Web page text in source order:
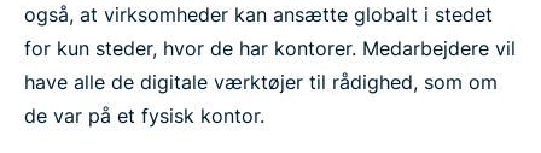
også, at virksomheder kan ansætte globalt i stedet
for kun steder, hvor de har kontorer. Medarbejdere vil
have alle de digitale værktøjer til rådighed, som om
de var på et fysisk kontor.